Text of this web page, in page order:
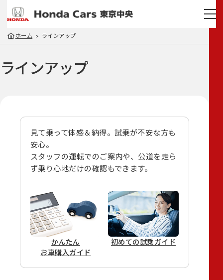
ホーム ラインアップ
ラインアップ
見て乗って体感＆納得。試乗が不安な方も
安心。
スタッフの運転でのご案内や、 公道を走ら
ず乗り心地だけの確認もできます。
かんたん
お車購入ガイド
初めての試乗ガイド